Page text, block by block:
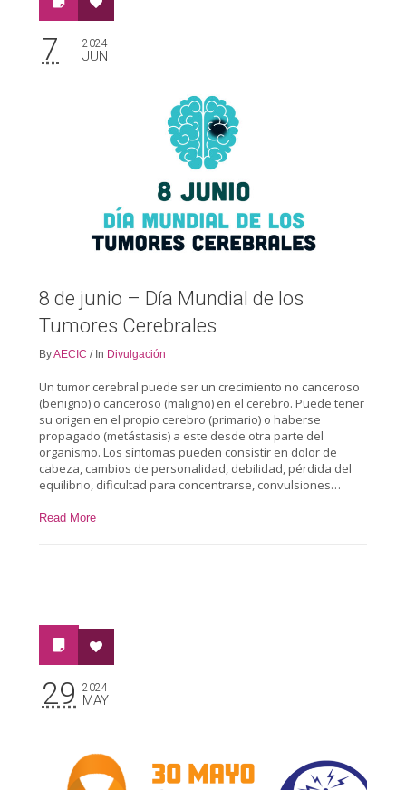
7 2024
JUN
8 de junio – Día Mundial de los
Tumores Cerebrales
ByAECIC / In Divulgación
Un tumor cerebral puede ser un crecimiento no canceroso
(benigno) o canceroso (maligno) en el cerebro. Puede tener
su origen en el propio cerebro (primario) o haberse
propagado (metástasis) a este desde otra parte del
organismo. Los síntomas pueden consistir en dolor de
cabeza, cambios de personalidad, debilidad, pérdida del
equilibrio, dificultad para concentrarse, convulsiones…
Read More
29 2024
MAY